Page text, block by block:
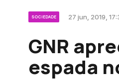
SOCIEDADE 27 jun, 2019,
GNR
espada